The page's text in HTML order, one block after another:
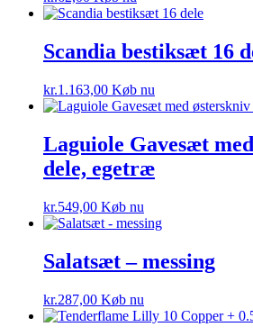
Scandia bestiksæt 16
kr.1.163,00 Køb nu
Laguiole Gavesæt
dele, egetræ
kr.549,00 Køb nu
Salatsæt – messing
kr.287,00 Køb nu